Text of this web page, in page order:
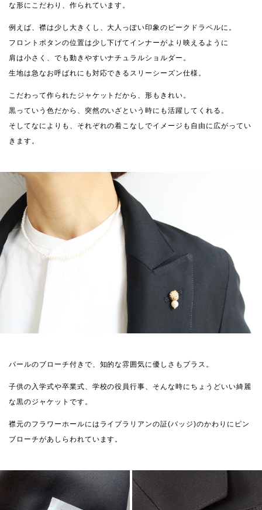
な形にこだわり、作られています。
例えば、襟は少し大きくし、大人っぽい印象のピークドラペルに。
フロントボタンの位置は少し下げてインナーがより映えるように
肩は小さく、でも動きやすいナチュラルショルダー。
生地は急なお呼ばれにも対応できるスリーシーズン仕様。
こだわって作られたジャケットだから、形もきれい。
黒っていう色だから、突然のいざという時にも活躍してくれる。
そしてなによりも、それぞれの着こなしでイメージも自由に広がってい
きます。
パールのブローチ付きで、知的な雰囲気に優しさもプラス。
子供の入学式や卒業式、学校の役員行事、そんな時にちょうどいい綺麗
な黒のジャケットです。
襟元のフラワーホールにはライブラリアンの証(バッジ)のかわりにピン
ブローチがあしらわれています。